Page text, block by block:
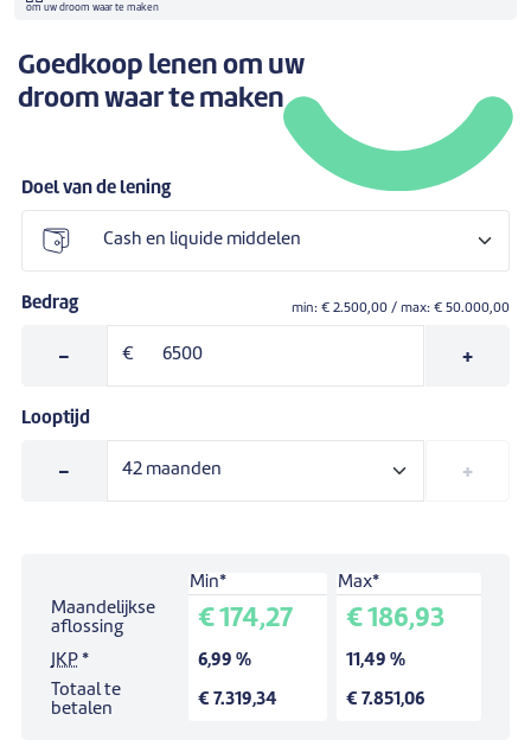
om uw droom waar te maken
Goedkoop lenen om uw
droom waar te maken
Doel van de lening
Bedrag min: € 2.500,00 / max: € 50.000,00
- € +
Looptijd
- +
Simulatie voor een lening van:
Looptijd:42 maanden.
Min*
Max*
Maandelijkse
aflossing
€ 174,27 € 186,93
JKP * 6,99 %
11,49 %
Totaal te
betalen
€ 7.319,34 € 7.851,06